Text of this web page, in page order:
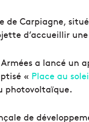
de Carpiagne,
d’accueillir
a lancé un
« Place au
photovoltaïque.
de